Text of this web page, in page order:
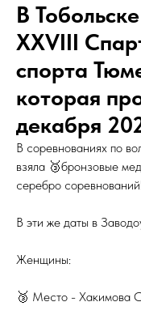
В
XXVIII
спорта
которая
декабря
В соревнованиях по
взяла 🥉бронзовые
серебро соревнований!
В эти же даты в
Женщины:
🥉 Место - Хакимова